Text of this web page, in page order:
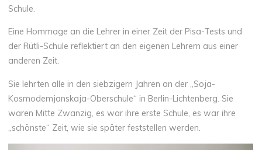
Schule.
Eine Hommage an die Lehrer in einer Zeit der Pisa-Tests und
der Rütli-Schule reflektiert an den eigenen Lehrern aus einer
anderen Zeit.
Sie lehrten alle in den siebzigern Jahren an der „Soja-
Kosmodemjanskaja-Oberschule“ in Berlin-Lichtenberg. Sie
waren Mitte Zwanzig, es war ihre erste Schule, es war ihre
„schönste“ Zeit, wie sie später feststellen werden.